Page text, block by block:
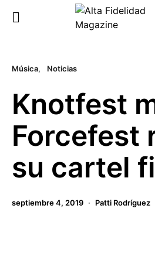
Música Noticias
Knotfest
Forcefest
su cartel
septiembre 4, 2019 Patti Rodríguez